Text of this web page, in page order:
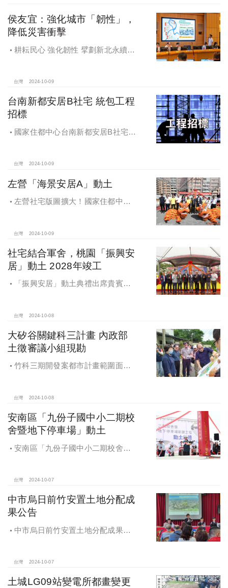
侯友宜：強化城市「韌性」，
降低災害衝擊
耕耘民心 強化韌性 擘劃新北永續宜
台灣 2024-10-09
台南新都安居B社宅 統包工程
招標
國家住都中心台南新都安居B社宅
台灣 2024-10-09
左營「海景安居A」動土
左營社宅版圖擴大！國家住都中心
台灣 2024-10-09
社宅結合軍舍，桃園「振興安
居」動土 2028年竣工
「振興安居」動土典禮出席貴賓有
財政部國有財產署曾國基署長、桃園
賓，祈求工程順利進行。
台灣 2024-10-08
大矽谷關鍵科三計畫 內政部
土徵審議小組現勘
竹科三期開發案都市計畫範圍面積
分地區
台灣 2024-10-08
安南區「九份子國中小二期校
舍暨地下停車場」動土
安南區「九份子國中小二期校舍暨
台灣 2024-10-07
中市烏日前竹安置土地分配成
果公告
中市烏日前竹安置土地分配成果公
台灣 2024-10-07
土城LG09站變電所都畫變更